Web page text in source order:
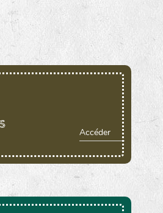
Accéder